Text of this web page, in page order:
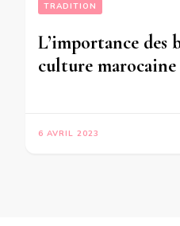
TRADITION
L’importance des
culture marocaine
6 AVRIL 2023